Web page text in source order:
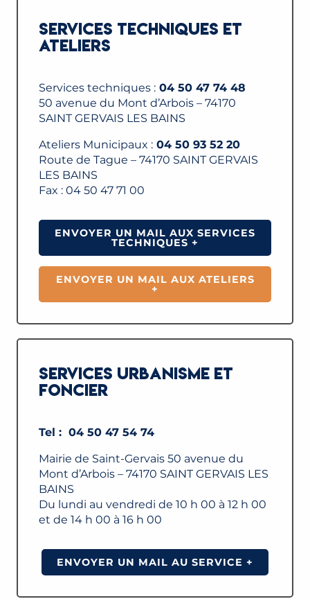
SERVICES TECHNIQUES ET
ATELIERS
Services techniques : 04 50 47 74 48
50 avenue du Mont d’Arbois – 74170
SAINT GERVAIS LES BAINS
Ateliers Municipaux : 04 50 93 52 20
Route de Tague – 74170 SAINT GERVAIS
LES BAINS
Fax : 04 50 47 71 00
ENVOYER UN MAIL AUX SERVICES
TECHNIQUES +
ENVOYER UN MAIL AUX ATELIERS
+
SERVICES URBANISME ET
FONCIER
Tel : 04 50 47 54 74
Mairie de Saint-Gervais 50 avenue du
Mont d’Arbois – 74170 SAINT GERVAIS LES
BAINS
Du lundi au vendredi de 10 h 00 à 12 h 00
et de 14 h 00 à 16 h 00
ENVOYER UN MAIL AU SERVICE +